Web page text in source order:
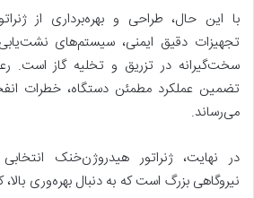
با این حال، طراحی و بهره‌برداری از
تجهیزات دقیق ایمنی، سیستم‌های
سخت‌گیرانه در تزریق و تخلیه گاز است.
تضمین عملکرد مطمئن دستگاه، خطرات
می‌رساند.
در نهایت، ژنراتور هیدروژن‌خنک
نیروگاهی بزرگ است که به دنبال بهره‌وری